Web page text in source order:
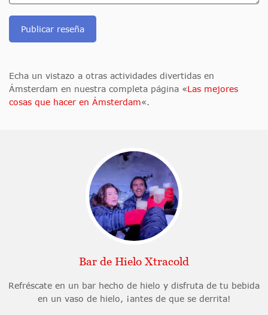
Publicar reseña
Echa un vistazo a otras actividades divertidas en
Ámsterdam en nuestra completa página «Las mejores
cosas que hacer en Ámsterdam«.
Bar de Hielo Xtracold
Refréscate en un bar hecho de hielo y disfruta de tu bebida
en un vaso de hielo, ¡antes de que se derrita!